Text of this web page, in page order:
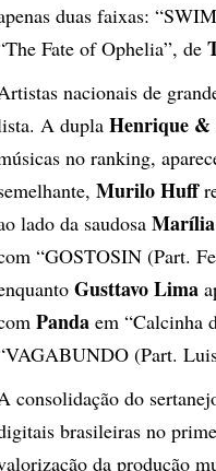
duas faixas:
Fate of Ophelia”, de
nacionais de
A dupla Henrique &
no ranking,
Murilo Huff
lado da saudosa
“GOSTOSIN (Part.
Gusttavo Lima
Panda em “Calcinha
(Part.
consolidação do
brasileiras no
da produção